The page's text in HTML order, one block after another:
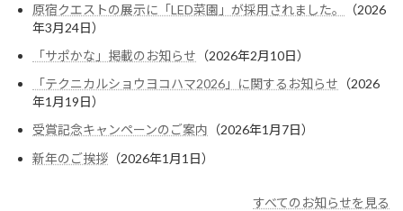
原宿クエストの展示に「LED菜園」が採用されました。
（2026
年3月24日）
「サポかな」掲載のお知らせ （2026年2月10日）
「テクニカルショウヨコハマ2026」に関するお知らせ （2026
年1月19日）
受賞記念キャンペーンのご案内 （2026年1月7日）
新年のご挨拶 （2026年1月1日）
すべてのお知らせを見る